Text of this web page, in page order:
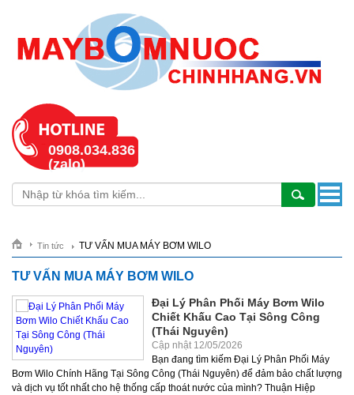
0908.034.836
(zalo)
Tin tức TƯ VẤN MUA MÁY BƠM WILO
TƯ VẤN MUA MÁY BƠM WILO
Đại Lý Phân Phối Máy Bơm Wilo
Chiết Khấu Cao Tại Sông Công
(Thái Nguyên)
Cập nhật 12/05/2026
Bạn đang tìm kiếm Đại Lý Phân Phối Máy Bơm Wilo Chính Hãng Tại Sông Công (Thái Nguyên) để đảm bảo chất lượng và dịch vụ tốt nhất cho hệ thống cấp thoát nước của mình? Thuận Hiệp Thành tự hào là nhà phân phối máy bơm nước Wilo uy tín, mang đến giải pháp tối ưu với máy bơm nước Wilo chính hãng, cam kết hiệu suất vượt trội và độ bền bỉ dài lâu, cùng dịch vụ tư vấn chọn dòng máy bơm Wilo phù hợp và báo giá máy bơm Wilo cạnh tranh nhất. Xem Bảng Giá Máy Bơm Wilo Mới Nhất Thương hiệu máy bơm Wilo có nguồn gốc từ đâu và vai trò của đại lý phân phối chính hãng quan trọng như thế nào? Wilo là thương hiệu máy bơm hàng đầu thế giới với công nghệ Đức tiên tiến, sản xuất tại Hàn Quốc và nhiều quốc gia khác, nổi tiếng về chất lượng và độ tin cậy. Thuận Hiệp Thành, với vai trò đại lý máy bơm Wilo chính hãng, đảm bảo cung cấp sản phẩm chuẩn, bảo hành uy tín và hỗ trợ kỹ thuật chuyên nghiệp cho khách hàng tại Sông Công (Thái Nguyên). Wilo, một tập đoàn công nghệ hàng đầu đến từ Đức, đã khẳng định vị thế toàn cầu trong lĩnh vực sản xuất máy bơm và hệ thống bơm chất lượng cao từ năm 1872. Với hơn 150 năm kinh nghiệm, Wilo không ngừng đổi mới, mang đến những giải pháp bơm hiệu quả, tiết kiệm năng lượng và thân thiện môi trường. Các sản phẩm máy bơm Wilo Hàn Quốc và máy bơm Wilo Đức được tin dùng rộng rãi trên khắp thế giới, từ các ứng dụng dân dụng đến công nghiệp quy mô lớn. Tại Việt Nam, công ty Wilo Việt Nam (Wilo Vietnam) đã thiết lập mạng lưới phân phối rộng khắp, trong đó Thuận Hiệp Thành tự hào là một trong những đại lý máy bơm nước Wilo hàng đầu, chuyên cung cấp máy bơm Wilo nhập khẩu chính hãng. Vai trò của một đại lý phân phối máy bơm Wilo chính hãng như Thuận Hiệp Thành là vô cùng quan trọng. Chúng tôi không chỉ là cầu nối đưa sản phẩm chất lượng cao đến tay người tiêu dùng mà còn là đơn vị đảm bảo quyền lợi cho khách hàng thông qua chính sách bảo hành rõ ràng, hỗ trợ kỹ thuật tận tình và cung cấp đầy đủ phụ tùng thay thế chính hãng. Điều này giúp khách hàng hoàn toàn yên tâm về chất lượng và hiệu suất của máy bơm trong suốt quá trình sử dụng. Tại sao nên lựa chọn máy bơm nước Wilo cho gia đình và doanh nghiệp tại Sông Công? Máy bơm Wilo vận hành êm ái và tiết kiệm điện năng như thế nào? Máy bơm Wilo được thiết kế với công nghệ tiên tiến, giảm thiểu độ ồn xuống mức thấp nhất (thường dưới 45 dB), tương đương tiếng nói chuyện thì thầm, và tích hợp các tính năng tiết kiệm điện năng vượt trội, giúp giảm chi phí vận hành đáng kể, có thể lên đến 30% so với bơm thông thường. Một trong những ưu điểm nổi bật khiến bom wilo được ưa chuộng là khả năng vận hành êm ái. Nhờ thiết kế tối ưu về cấu trúc động cơ và vật liệu cao cấp, độ ồn của máy bơm Wilo thường chỉ dao động trong khoảng 40-50 dB. Để dễ hình dung, mức 40 dB tương đương tiếng nói chuyện thì thầm, và 50 dB tương đương tiếng mưa nhẹ. Điều này đặc biệt quan trọng đối với các ứng dụng dân dụng, nơi tiếng ồn có thể gây khó chịu cho sinh hoạt hàng ngày. Không chỉ êm ái, máy bơm nước Wilo còn nổi tiếng về khả năng tiết kiệm điện. Các dòng máy bơm Wilo hiện đại, đặc biệt là các model tích hợp biến tần, có thể điều chỉnh tốc độ quay của động cơ theo nhu cầu thực tế, giúp tối ưu hóa lượng điện tiêu thụ. Theo nghiên cứu của Wilo, việc sử dụng máy bơm biến tần Wilo có thể giúp tiết kiệm từ 20% đến 30% điện năng so với các máy bơm truyền thống hoạt động ở công suất cố định. Ví dụ, một máy bơm wilo 750w với công nghệ biến tần có thể tiêu thụ điện năng tương đương một máy bơm thông thường 500W nhưng mang lại hiệu suất làm việc cao hơn và ổn định hơn. Công nghệ biến tần Wilo tiên tiến mang lại độ bền cao và hiệu suất vượt trội ra sao? Công nghệ biến tần Wilo tiên tiến cho phép máy bơm hoạt động linh hoạt, duy trì áp lực nước ổn định, giảm hao mòn cơ học, từ đó kéo dài độ bền cao của sản phẩm lên gấp 1.5 đến 2 lần so với các dòng bơm truyền thống, đồng thời tối ưu hóa hiệu suất làm việc. Công nghệ biến tần Wilo tiên tiến là một yếu tố then chốt tạo nên sự khác biệt của các sản phẩm Wilo. Thay vì hoạt động ở một tốc độ cố định, bơm biến tần Wilo có khả năng điều chỉnh công suất theo nhu cầu sử dụng nước thực tế. Điều này mang lại nhiều lợi ích vượt trội: Áp lực nước ổn định: Khi có nhiều người sử dụng nước cùng lúc, bơm sẽ tự động tăng công suất để duy trì áp lực, tránh tình trạng nước yếu. Ngược lại, khi nhu cầu thấp, bơm sẽ giảm công suất, tiết kiệm điện. Tăng tuổi thọ sản phẩm: Việc khởi động mềm và hoạt động ở tốc độ phù hợp giúp giảm tải cho động cơ và các bộ phận cơ khí, hạn chế mài mòn, từ đó nâng cao độ bền cao của máy bơm. Các dòng máy bơm tăng áp biến tần Wilo thường có tuổi thọ trung bình cao hơn 50% so với bơm không biến tần. Giảm thiểu tiếng ồn: Hoạt động ở tốc độ thấp hơn khi nhu cầu không cao cũng góp phần làm giảm tiếng ồn phát ra từ máy bơm. Với những ưu điểm này, việc đầu tư vào một chiếc máy bơm tăng áp Wilo hoặc máy bơm biến tần Wilo là một quyết định sáng suốt, mang lại hiệu quả kinh tế lâu dài và trải nghiệm sử dụng tiện nghi cho người dùng tại Sông Công. Các dòng máy bơm Wilo tiêu biểu nào đang được phân phối tại Thuận Hiệp Thành? Bơm tăng áp Wilo có những dòng sản phẩm nào nổi bật? Các dòng bơm tăng áp Wilo nổi bật bao gồm Wilo PB 201EA, Wilo PB 088EA, Wilo PW 251E, Wilo PW 750E, Wilo PWI 200EAH, Wilo PH 251E, Wilo PB 400EA, Wilo PBI L203EA và Wilo Initial Jet 4 4. Đây là các sản phẩm được thiết kế để tăng cường áp lực nước cho các hộ gia đình, biệt thự, nhà hàng, khách sạn, đảm bảo nguồn nước mạnh mẽ và ổn định. Nhu cầu sử dụng nước với áp lực ổn định ngày càng cao, đặc biệt là tại các khu dân cư và công trình thương mại. Bơm tăng áp Wilo là giải pháp hoàn hảo cho vấn đề này. Thuận Hiệp Thành cung cấp đa dạng các dòng máy bơm tăng áp Wilo, từ các model cơ bản đến các dòng tích hợp công nghệ biến tần hiện đại: Dòng PB/PBI (Compact Booster Pump): Đây là dòng máy bơm tăng áp điện tử Wilo được ưa chuộng với thiết kế nhỏ gọn, dễ lắp đặt và vận hành êm ái. Các model tiêu biểu như Wilo PB 201EA (công suất 200W, lưu lượng tối đa 36 lít/phút, cột áp 20m), Wilo PB 088EA (công suất 80W, lưu lượng tối đa 25 lít/phút, cột áp 9m), Wilo PB 400EA (công suất 400W, lưu lượng tối đa 50 lít/phút, cột áp 25m) và Wilo PBI L203EA (công suất 250W, lưu lượng tối đa 40 lít/phút, cột áp 30m). Chúng rất phù hợp cho việc tăng áp lực nước sinh hoạt trong gia đình. Dòng PW/PWI (Pressure Booster Pump): Các sản phẩm như Wilo PW 251E (công suất 250W, lưu lượng tối đa 35 lít/phút, cột áp 30m) và Wilo PW 750E (công suất 750W, lưu lượng tối đa 60 lít/phút, cột áp 40m) cung cấp hiệu suất cao hơn, phù hợp cho các căn hộ lớn, biệt thự hoặc các cơ sở kinh doanh nhỏ. Đặc biệt, Wilo PWI 200EAH là dòng bơm tăng áp tích hợp bình tích áp mini, giúp ổn định áp lực và giảm số lần khởi động/dừng của bơm. Dòng PH (Multistage Pump): Wilo PH 251E là máy bơm ly tâm đa tầng cánh, thường được dùng để đẩy nước lên cao hoặc tăng áp cho các hệ thống lớn hơn, với khả năng tạo áp lực mạnh mẽ. Dòng Initial Jet (Biến tần tích hợp): Các model như Wilo Initial Jet 4 4 là đại diện cho máy bơm tăng áp biến tần Wilo, mang lại khả năng điều chỉnh áp lực thông minh, tiết kiệm điện năng tối ưu và hoạt động cực kỳ êm ái. Ngoài ra, Thuận Hiệp Thành còn cung cấp các phụ kiện như rơ le máy bơm tăng áp Wilo và bình tích áp Wilo để tối ưu hóa hiệu suất của hệ thống bơm. Những dòng bơm đẩy cao Wilo nào phù hợp cho các tòa nhà và công trình tại Sông Công? Bơm đẩy cao Wilo thường là các dòng ly tâm đa tầng cánh như Wilo MHI và Wilo Helix, được thiết kế để vận chuyển nước lên các tầng cao trong các tòa nhà, chung cư, hoặc cung cấp nước cho các hệ thống thủy lợi, công nghiệp với cột áp lớn. Khi cần vận chuyển nước lên cao hoặc đi xa với áp lực mạnh, các dòng bơm đẩy cao Wilo sẽ là lựa chọn tối ưu. Thuận Hiệp Thành cung cấp các dòng bơm đẩy cao mạnh mẽ, bền bỉ: Dòng Wilo MHI: Đây là dòng bơm ly tâm đa tầng cánh nằm ngang, nổi tiếng với hiệu suất cao và độ bền vượt trội. Wilo MHI có thể cung cấp lưu lượng lớn và cột áp cao, phù hợp cho hệ thống cấp nước cho các tòa nhà nhiều tầng, hệ thống tưới tiêu quy mô lớn, hoặc các ứng dụng công nghiệp. Ví dụ, một máy bơm Wilo MHI có thể đạt cột áp lên đến 60-70m với lưu lượng hàng chục mét khối mỗi giờ. Dòng Wilo Helix: Dòng bơm ly tâm đa tầng cánh trục đứng Wilo Helix được thiết kế đặc biệt cho các ứng dụng yêu cầu áp lực cực cao và không gian lắp đặt hạn chế. Chúng thường được sử dụng trong các hệ thống cấp nước cho chung cư cao tầng, hệ thống chữa cháy, hoặc các nhà máy sản xuất. Với vật liệu chế tạo cao cấp như thép không gỉ, Wilo Helix đảm bảo khả năng chống ăn mòn và tuổi thọ hoạt động lâu dài. Các máy bơm có công suất lớn: Ngoài ra, các model máy bơm wilo 400w, máy bơm wilo 750w cũng có thể được sử dụng trong các ứng dụng đẩy cao tùy thuộc vào yêu cầu cụ thể về cột áp và lưu lượng. Để lựa chọn máy bơm nước wilo đẩy cao phù hợp, quý khách hàng nên tham khảo catalogue bơm Wilo hoặc liên hệ trực tiếp với Thuận Hiệp Thành để được tư vấn chi tiết dựa trên nhu cầu thực tế. Dòng bơm nước nóng Wilo nào được sử dụng cho hệ thống tuần hoàn nước nóng? Đối với hệ thống nước nóng, bơm tuần hoàn Wilo là lựa chọn hàng đầu. Các dòng bơm nước nóng Wilo này đảm bảo cung cấp nước nóng liên tục, ổn định và tiết kiệm năng lượng, đặc biệt là các model được thiết kế riêng cho hệ thống bơm hồi nước nóng Wilo. Trong các hệ thống cung cấp nước nóng tập trung cho gia đình, khách sạn, resort hay các khu công nghiệp, việc duy trì nhiệt độ và áp lực nước ổn định là rất quan trọng. Bơm tuần hoàn nước nóng Wilo được thiết kế chuyên biệt cho mục đích này. Nguyên lý hoạt động: Bơm tuần hoàn Wilo hút nước nóng từ điểm cuối của hệ thống đường ống và đẩy ngược trở lại bình chứa hoặc bộ trao đổi nhiệt, đảm bảo nước nóng luôn có sẵn ngay lập tức khi mở vòi, tránh lãng phí nước lạnh ban đầu. Đặc điểm nổi bật: Các dòng máy bơm nước nóng Wilo thường được chế tạo từ vật liệu chống ăn mòn (như thép không gỉ hoặc đồng thau) để chịu được nhiệt độ cao và các tác nhân ăn mòn trong nước nó